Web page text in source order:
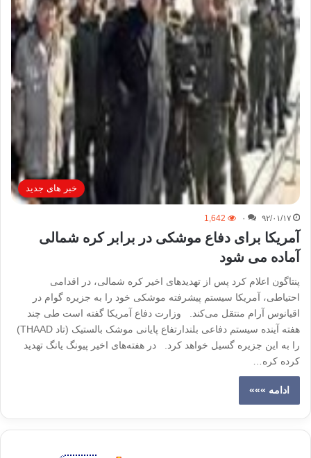
خبر های جدید
۹۲/۰۱/۱۷ ۰ 1,642
آمریکا برای دفاع موشکی در برابر کره شمالی
آماده می شود
پنتاگون اعلام کرد پس از تهدیدهای اخیر کره شمالی، در اقدامی
احتیاطی، آمریکا سیستم پیشرفته موشکی خود را به جزیره گوام در
اقیانوس آرام منتقل می‌کند. وزارت دفاع آمریکا گفته است طی چند
هفته آینده سیستم دفاعی بلندارتفاع پایانی موشک‌ بالستیک (تاد THAAD)
را به این جزیره گسیل خواهد کرد. در هفته‌های اخیر پیونگ یانگ تهدید
کرده کره…
ادامه »»»